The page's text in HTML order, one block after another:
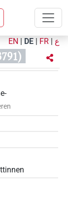
EN | DE | FR | ع